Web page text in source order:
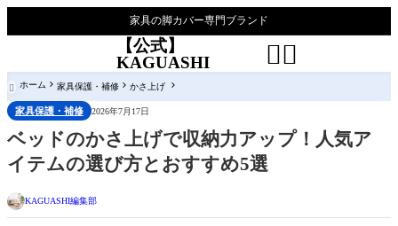
家具の脚カバー専門ブランド
【公式】
KAGUASHI

 ホーム 家具保護・補修 かさ上げ
家具保護・補修 2026年7月17日
ベッドのかさ上げで収納力アップ！人気ア
イテムの選び方とおすすめ5選
KAGUASHI編集部